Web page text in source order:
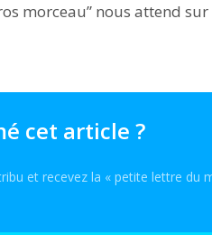
morceau” nous attend
cet article ?
et recevez la « petite lettre du